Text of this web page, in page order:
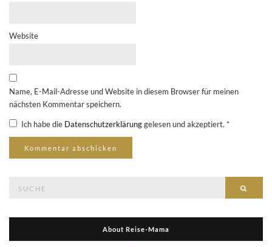
Website
Name, E-Mail-Adresse und Website in diesem Browser für meinen
nächsten Kommentar speichern.
Ich habe die Datenschutzerklärunggelesen und akzeptiert. *
About Reise-Mama